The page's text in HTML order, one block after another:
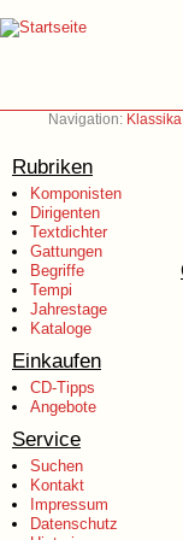
Navigation: Klassika
Rubriken
Komponisten
Dirigenten
Textdichter
Gattungen
Begriffe
Tempi
Jahrestage
Kataloge
Einkaufen
CD-Tipps
Angebote
Service
Suchen
Kontakt
Impressum
Datenschutz